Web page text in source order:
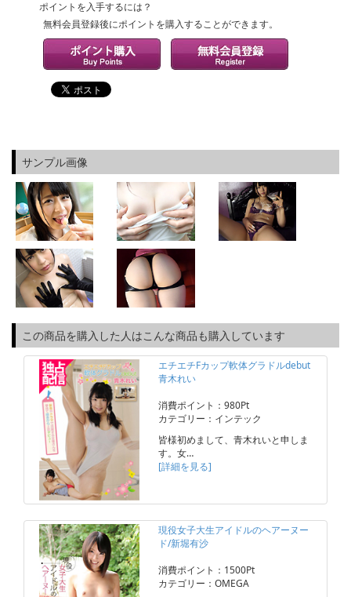
ポイントを入手するには？
無料会員登録後にポイントを購入することができます。
サンプル画像
この商品を購入した人はこんな商品も購入しています
エチエチFカップ軟体グラドルdebut
青木れい
消費ポイント：980Pt
カテゴリー：インテック
皆様初めまして、青木れいと申しま
す。女…
[詳細を見る]
現役女子大生アイドルのヘアーヌー
ド/新堀有沙
消費ポイント：1500Pt
カテゴリー：OMEGA